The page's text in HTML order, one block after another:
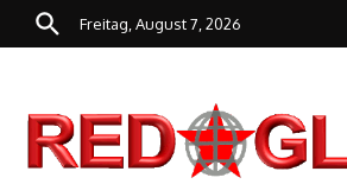
Zum Inhalt springen
Freitag, August 7, 2026